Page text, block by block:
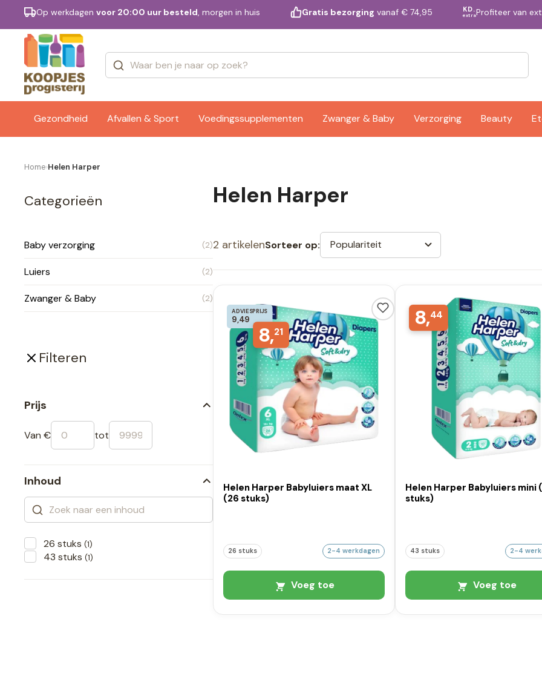
Op werkdagen voor 20:00 uur besteld, morgen in huis Gratis bezorging vanaf € 74,95 KD.
extraProfiteer van
Gezondheid Afvallen & Sport Voedingssupplementen Zwanger & Baby Verzorging Beauty
Merken
Home›Helen Harper
Categorieën
Baby verzorging (2)
Luiers (2)
Zwanger & Baby (2)
Filteren
Prijs
Van € tot
Inhoud
26 stuks (1)
43 stuks (1)
Helen Harper
2 artikelenSorteer op: Populariteit
ADVIESPRIJS
9,49
8,21
Helen Harper Babyluiers maat XL
(26 stuks)
26 stuks 2-4 werkdagen
Voeg toe
8,44
Helen Harper Babyluiers mini
stuks)
43 stuks 2-4
Voeg toe